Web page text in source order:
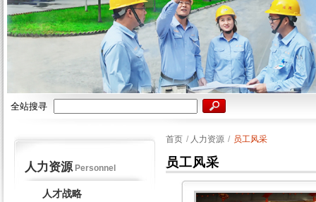
全站搜寻
人力资源Personnel
人才战略
首页 / 人力资源 / 员工风采
员工风采